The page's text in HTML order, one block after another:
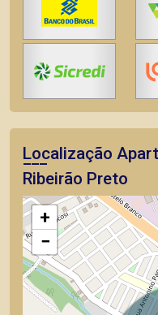
Localização
Ribeirão Preto
+
−